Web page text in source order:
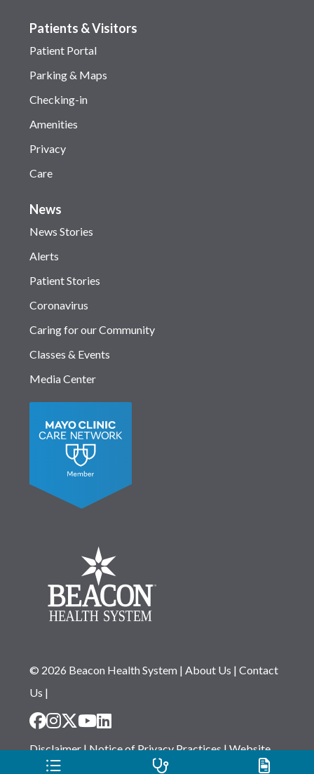
Patients & Visitors
Patient Portal
Parking & Maps
Checking-in
Amenities
Privacy
Care
News
News Stories
Alerts
Patient Stories
Coronavirus
Caring for our Community
Classes & Events
Media Center
© 2026 Beacon Health System| About Us | Contact
Us |
Disclaimer|Notice of Privacy Practices|Website
Privacy Statement
Notice of Non-Discrimination